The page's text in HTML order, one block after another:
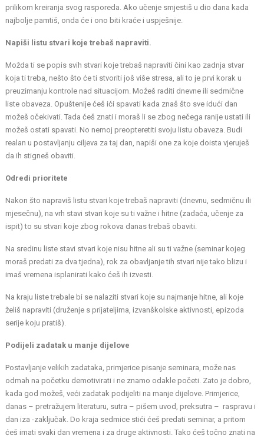
prilikom kreiranja svog rasporeda. Ako učenje smjestiš u dio dana kada
najbolje pamtiš, onda će i ono biti kraće i uspješnije.
Napiši listu stvari koje trebaš napraviti.
Možda ti se popis svih stvari koje trebaš napraviti čini kao zadnja stvar
koja ti treba, nešto što će ti stvoriti još više stresa, ali to je prvi korak u
preuzimanju kontrole nad situacijom. Možeš raditi dnevne ili sedmične
liste obaveza. Opuštenije ćeš ići spavati kada znaš što sve idući dan
možeš očekivati. Tada ćeš znati i moraš li se zbog nečega ranije ustati ili
možeš ostati spavati. No nemoj preopteretiti svoju listu obaveza. Budi
realan u postavljanju ciljeva za taj dan, napiši one za koje doista vjeruješ
da ih stigneš obaviti.
Odredi prioritete
Nakon što napraviš listu stvari koje trebaš napraviti (dnevnu, sedmičnu ili
mjesečnu), na vrh stavi stvari koje su ti važne i hitne (zadaća, učenje za
ispit) to su stvari koje zbog rokova danas trebaš obaviti.
Na sredinu liste stavi stvari koje nisu hitne ali su ti važne (seminar kojeg
moraš predati za dva tjedna), rok za obavljanje tih stvari nije tako blizu i
imaš vremena isplanirati kako ćeš ih izvesti.
Na kraju liste trebale bi se nalaziti stvari koje su najmanje hitne, ali koje
želiš napraviti (druženje s prijateljima, izvanškolske aktivnosti, epizoda
serije koju pratiš).
Podijeli zadatak u manje dijelove
Postavljanje velikih zadataka, primjerice pisanje seminara, može nas
odmah na početku demotivirati i ne znamo odakle početi. Zato je dobro,
kada god možeš, veći zadatak podijeliti na manje dijelove. Primjerice,
danas – pretražujem literaturu, sutra – pišem uvod, preksutra – raspravu i
dan iza -zaključak. Do kraja sedmice stići ćeš predati seminar, a pritom
ćeš imati svaki dan vremena i za druge aktivnosti. Tako ćeš točno znati na